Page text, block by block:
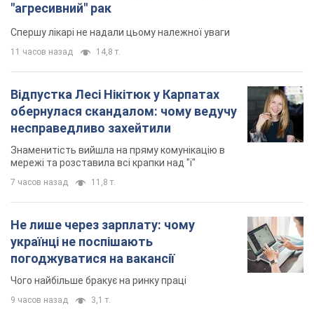
"агресивний" рак
Спершу лікарі не надали цьому належної уваги
11 часов назад 14,8 т.
Відпустка Лесі Нікітюк у Карпатах
обернулася скандалом: чому ведучу
несправедливо захейтили
Знаменитість вийшла на пряму комунікацію в
мережі та розставила всі крапки над "і"
7 часов назад 11,8 т.
Не лише через зарплату: чому
українці не поспішають
погоджуватися на вакансії
Чого найбільше бракує на ринку праці
9 часов назад 3,1 т.